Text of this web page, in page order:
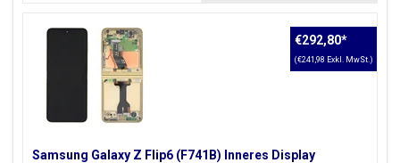
Samsung Galaxy Z Flip6 (F741B) Inneres Display
€292,80*
(€241,98 Exkl. MwSt.)